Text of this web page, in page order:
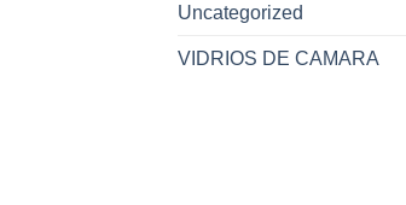
Uncategorized
VIDRIOS DE CAMARA